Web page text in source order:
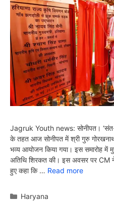
Jagruk Youth news: सोनीपत। ‘संत-
के तहत आज सोनीपत में श्री गुरु गोरखनाथ
भव्य आयोजन किया गया। इस समारोह में
अतिथि शिरकत की। इस अवसर पर CM
हुए कहा कि … Read more
Categories
Haryana